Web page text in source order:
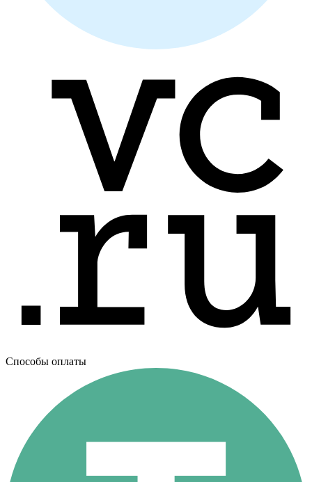
Способы оплаты